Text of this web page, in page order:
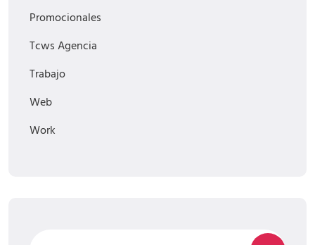
Promocionales
Tcws Agencia
Trabajo
Web
Work